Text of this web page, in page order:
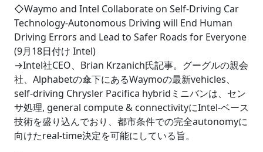
◇Waymo and Intel Collaborate on Self-Driving Car
Technology-Autonomous Driving will End Human
Driving Errors and Lead to Safer Roads for Everyone
(9月18日付け Intel)
→Intel社CEO、Brian Krzanich氏記事。グーグルの親会
社、Alphabetの傘下にあるWaymoの最新vehicles、
self-driving Chrysler Pacifica hybridミニバンは、セン
サ処理, general compute & connectivityにIntel-ベース
技術を盛り込んでおり、都市条件での完全autonomyに
向けたreal-time決定を可能にしている旨。